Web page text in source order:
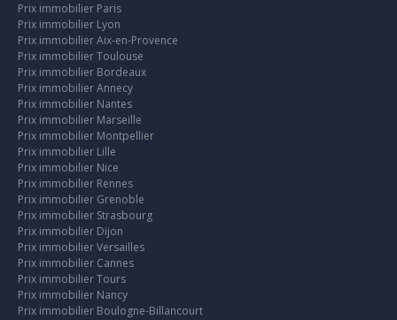
Prix immobilier Paris
Prix immobilier Lyon
Prix immobilier Aix-en-Provence
Prix immobilier Toulouse
Prix immobilier Bordeaux
Prix immobilier Annecy
Prix immobilier Nantes
Prix immobilier Marseille
Prix immobilier Montpellier
Prix immobilier Lille
Prix immobilier Nice
Prix immobilier Rennes
Prix immobilier Grenoble
Prix immobilier Strasbourg
Prix immobilier Dijon
Prix immobilier Versailles
Prix immobilier Cannes
Prix immobilier Tours
Prix immobilier Nancy
Prix immobilier Boulogne-Billancourt